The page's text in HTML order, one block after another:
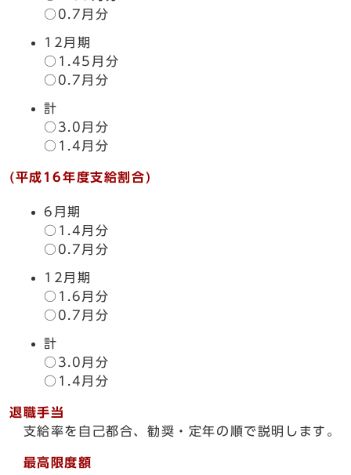
○0.7月分
12月期
○1.45月分
○0.7月分
計
○3.0月分
○1.4月分
(平成16年度支給割合)
6月期
○1.4月分
○0.7月分
12月期
○1.6月分
○0.7月分
計
○3.0月分
○1.4月分
退職手当
支給率を自己都合、勧奨・定年の順で説明します。
最高限度額